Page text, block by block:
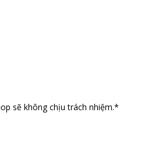
sẽ không chịu trách nhiệm.*